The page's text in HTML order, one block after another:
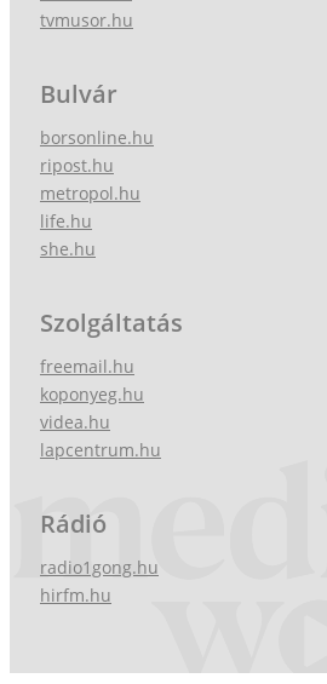
tvmusor.hu
Bulvár
borsonline.hu
ripost.hu
metropol.hu
life.hu
she.hu
Szolgáltatás
freemail.hu
koponyeg.hu
videa.hu
lapcentrum.hu
Rádió
radio1gong.hu
hirfm.hu